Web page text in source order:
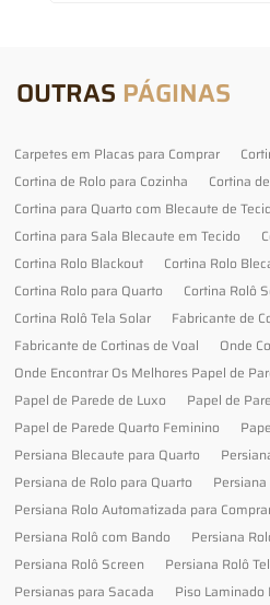
OUTRAS PÁGINAS
Carpetes em Placas para Comprar
Cortina de Rolo para Cozinha
Cortina
Cortina para Quarto com Blecaute de
Cortina para Sala Blecaute em Tecido
Cortina Rolo Blackout
Cortina Rolo
Cortina Rolo para Quarto
Cortina Rolô
Cortina Rolô Tela Solar
Fabricante de
Fabricante de Cortinas de Voal
Onde
Onde Encontrar Os Melhores Papel de
Papel de Parede de Luxo
Papel de
Papel de Parede Quarto Feminino
Persiana Blecaute para Quarto
Persiana de Rolo para Quarto
Persiana Rolo Automatizada para
Persiana Rolô com Bando
Persiana
Persiana Rolô Screen
Persiana Rolô
Persianas para Sacada
Piso Laminado